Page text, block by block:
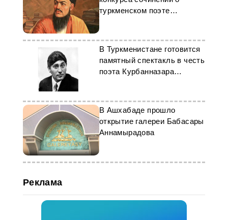
туркменском поэте
Махтумкули Фраги
В Туркменистане готовится
памятный спектакль в честь
поэта Курбанназара
В Ашхабаде прошло
открытие галереи Бабасары
Аннамырадова
Реклама